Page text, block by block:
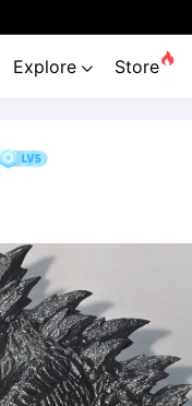
Explore  Store